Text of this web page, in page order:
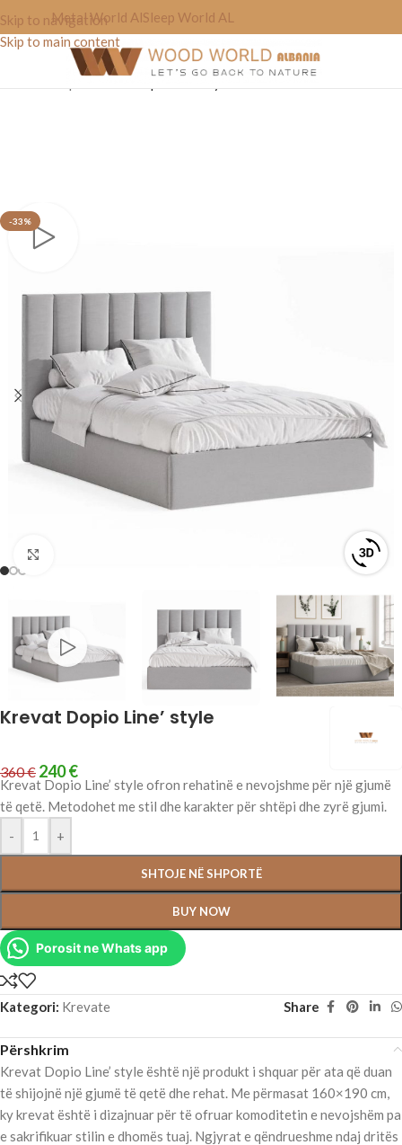
Skip to navigation
Skip to main content
Metal World AlSleep World AL
-33%
Krevat Dopio Line’ style
360€ 240€
Krevat Dopio Line’ style ofron rehatinë e nevojshme për një gjumë
të qetë. Metodohet me stil dhe karakter për shtëpi dhe zyrë gjumi.
-
+
SHTOJE NË SHPORTË
BUY NOW
Porosit ne Whats app
Kategori: Krevate Share
Përshkrim
Krevat Dopio Line’ style është një produkt i shquar për ata që duan
të shijojnë një gjumë të qetë dhe rehat. Me përmasat 160×190 cm,
ky krevat është i dizajnuar për të ofruar komoditetin e nevojshëm pa
e sakrifikuar stilin e dhomës tuaj. Ngjyrat e qëndrueshme ndaj dritës